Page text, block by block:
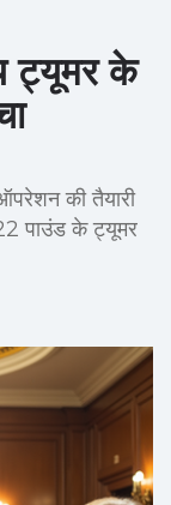
ट्यूमर के
की तैयारी
22 पाउंड के ट्यूमर